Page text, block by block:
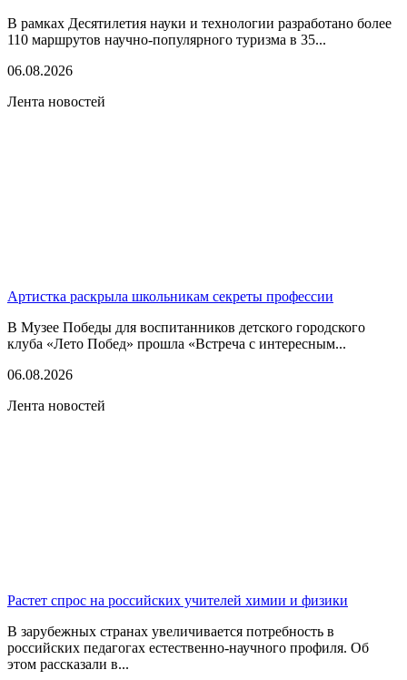
В рамках Десятилетия науки и технологии разработано более
110 маршрутов научно-популярного туризма в 35...
06.08.2026
Лента новостей
Артистка раскрыла школьникам секреты профессии
В Музее Победы для воспитанников детского городского
клуба «Лето Побед» прошла «Встреча с интересным...
06.08.2026
Лента новостей
Растет спрос на российских учителей химии и физики
В зарубежных странах увеличивается потребность в
российских педагогах естественно-научного профиля. Об
этом рассказали в...